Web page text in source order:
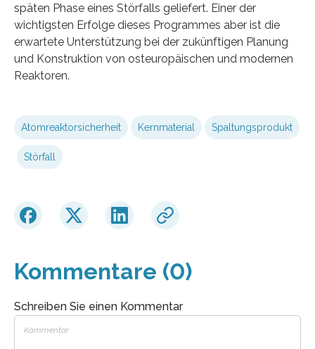
späten Phase eines Störfalls geliefert. Einer der
wichtigsten Erfolge dieses Programmes aber ist die
erwartete Unterstützung bei der zukünftigen Planung
und Konstruktion von osteuropäischen und modernen
Reaktoren.
Atomreaktorsicherheit Kernmaterial Spaltungsprodukt
Störfall
Kommentare (0)
Schreiben Sie einen Kommentar